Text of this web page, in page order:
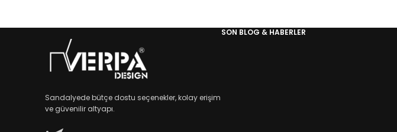
Sandalyede bütçe dostu seçenekler, kolay erişim
ve güvenilir altyapı.
SON BLOG & HABERLER